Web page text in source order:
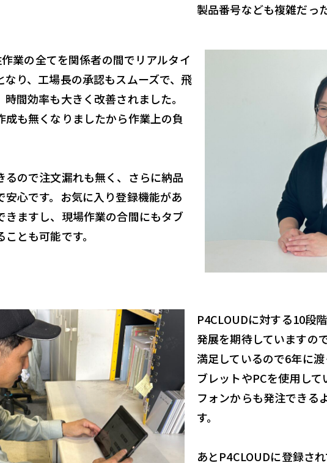
製品番号なども複雑だっ
業の全てを関係者の間でリアルタイ
り、工場長の承認もスムーズで、飛
間効率も大きく改善されました。
も無くなりましたから作業上の負
るので注文漏れも無く、さらに納品
心です。お気に入り登録機能があ
きますし、現場作業の合間にもタブ
とも可能です。
P4CLOUDに対する10段
発展を期待していますの
満足しているので6年に
ブレットやPCを使用し
フォンからも発注できる
す。
あとP4CLOUDに登録さ